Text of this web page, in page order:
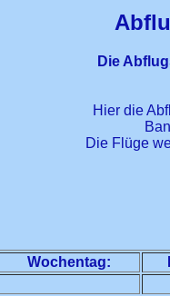
Die
Hier die
Die Flüge
Wochentag: